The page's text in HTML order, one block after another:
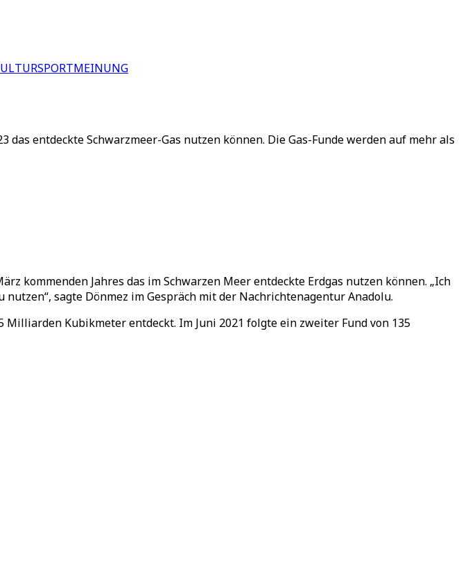
SPORTMEINUNG
entdeckte Schwarzmeer-Gas nutzen können. Die Gas-Funde werden auf mehr als
kommenden Jahres das im Schwarzen Meer entdeckte Erdgas nutzen können. „Ich
sagte Dönmez im Gespräch mit der Nachrichtenagentur Anadolu.
Kubikmeter entdeckt. Im Juni 2021 folgte ein zweiter Fund von 135